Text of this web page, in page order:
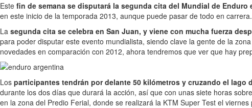
Este fin de semana se disputará la segunda cita del Mundial de Enduro
en este inicio de la temporada 2013, aunque puede pasar de todo en carrera.
La segunda cita se celebra en San Juan, y viene con mucha fuerza
para poder disputar este evento mundialista, siendo clave la gente de la
novedades en comparación con 2012, ahora tendremos que ver que hay
Los participantes tendrán por delante 50 kilómetros y cruzando el lago
durante los dos días que durará la acción, así que con unas siete horas
en la zona del Predio Ferial, donde se realizará la KTM Super Test el viernes